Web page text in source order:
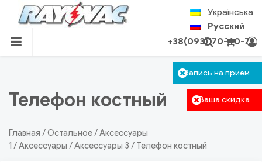
content
Ваша скидка
Запись на приём
RU.RAYOVAC.COM.UA
Українська
Русский
+38(093)170-40-71
Поиск
Телефон костный
Главная /Остальное/Аксессуары
1 /Аксессуары /Аксессуары 3 / Телефон костный